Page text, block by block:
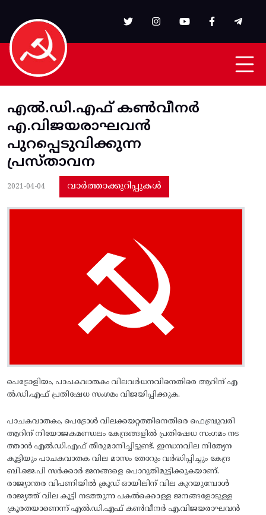
എല്‍.ഡി.എഫ്‌ കണ്‍വീനര്‍
എ.വിജയരാഘവന്‍
പുറപ്പെടുവിക്കുന്ന
പ്രസ്‌താവന
2021-04-04 വാർത്താക്കുറിപ്പുകൾ
പെട്രോളിയം, പാചകവാതകം വിലവര്‍ധനവിനെതിരെ ആറിന്‌ എ
ല്‍.ഡി.എഫ്‌ പ്രതിഷേധ സംഗമം വിജയിപ്പിക്കുക.
പാചകവാതകം, പെട്രോള്‍ വിലക്കയറ്റത്തിനെതിരെ ഫെബ്രുവരി
ആറിന്‌ നിയോജകമണ്ഡലം കേന്ദ്രങ്ങളില്‍ പ്രതിഷേധ സംഗമം നട
ത്താന്‍ എല്‍.ഡി.എഫ്‌ തീരുമാനിച്ചിട്ടുണ്ട്‌. ഇന്ധനവില നിത്യേന
കൂട്ടിയും പാചകവാതക വില മാസം തോറും വര്‍ദ്ധിപ്പിച്ചും കേന്ദ്ര
ബി.ജെ.പി സര്‍ക്കാര്‍ ജനങ്ങളെ പൊറുതിമുട്ടിക്കുകയാണ്‌.
രാജ്യാന്തര വിപണിയില്‍ ക്രൂഡ്‌ ഓയിലിന്‌ വില കുറയുമ്പോള്‍
രാജ്യത്ത്‌ വില കൂട്ടി നടത്തുന്ന പകല്‍ക്കൊള്ള ജനങ്ങളോടുള്ള
ക്രൂരതയാണെന്ന്‌ എല്‍.ഡി.എഫ്‌ കണ്‍വീനര്‍ എ.വിജയരാഘവന്‍